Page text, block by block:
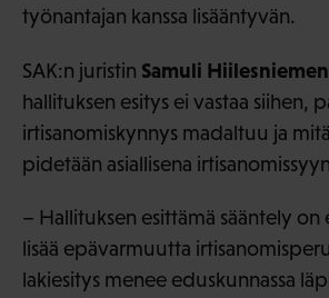
työnantajan kanssa lisääntyvän.
SAK:n juristin Samuli Hiilesniemen
hallituksen esitys ei vastaa siihen,
irtisanomiskynnys madaltuu ja
pidetään asiallisena
– Hallituksen esittämä sääntely on
lisää epävarmuutta
lakiesitys menee eduskunnassa